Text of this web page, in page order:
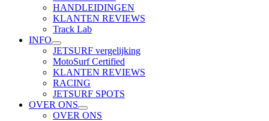
HANDLEIDINGEN
KLANTEN REVIEWS
Track Lab
INFO
JETSURF vergelijking
MotoSurf Certified
KLANTEN REVIEWS
RACING
JETSURF SPOTS
OVER ONS
OVER ONS